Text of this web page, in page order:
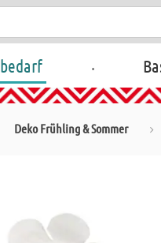
.
Deko Frühling & Sommer